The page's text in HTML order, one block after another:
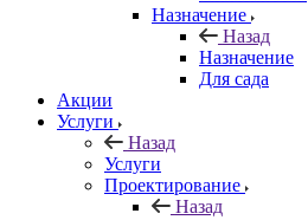
Назначение
Назад
Назначение
Для сада
Акции
Услуги
Назад
Услуги
Проектирование
Назад